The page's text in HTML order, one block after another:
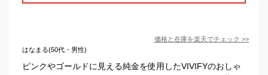
価格と在庫を楽天でチェック >>
はなまる(50代・男性)
ピンクやゴールドに見える純金を使用したVIVIFYのおしゃ